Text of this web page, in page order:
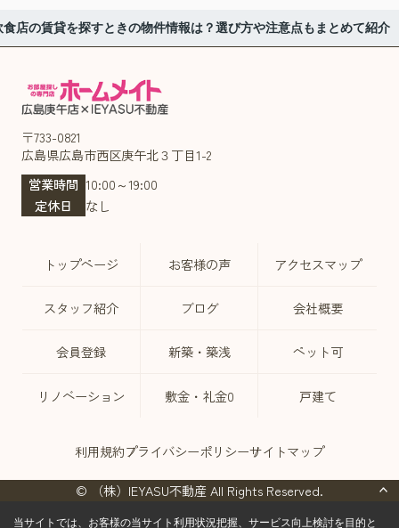
食店の賃貸を探すときの物件情報は？選び方や注意点もまとめて紹介
〒733-0821
広島県広島市西区庚午北３丁目1-2
営業時間 10:00～19:00
定休日
なし
トップページ お客様の声 アクセスマップ
スタッフ紹介 ブログ 会社概要
会員登録 新築・築浅 ペット可
リノベーション 敷金・礼金0 戸建て
利用規約プライバシーポリシーサイトマップ
© （株）IEYASU不動産 All Rights Reserved.
当サイトでは、お客様の当サイト利用状況把握、サービス向上検討を目的と